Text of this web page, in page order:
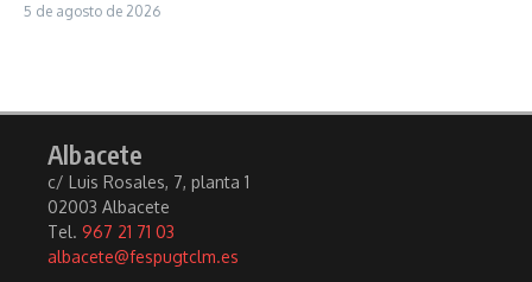
5 de agosto de 2026
Albacete
c/ Luis Rosales, 7, planta 1
02003 Albacete
Tel. 967 21 71 03
albacete@fespugtclm.es